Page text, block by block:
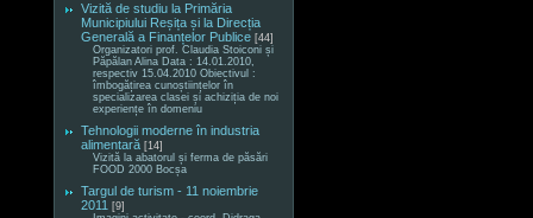
Vizită de studiu la Primăria
Municipiului Reșița și la Direcția
Generală a Finanțelor Publice [44]
Organizatori prof. Claudia Stoiconi și
Păpălan Alina Data : 14.01.2010,
respectiv 15.04.2010 Obiectivul :
îmbogățirea cunoștiințelor în
specializarea clasei și achiziția de noi
experiențe în domeniu
Tehnologii moderne în industria
alimentară [14]
Vizită la abatorul și ferma de păsări
FOOD 2000 Bocșa
Targul de turism - 11 noiembrie
2011 [9]